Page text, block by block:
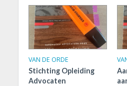
VAN DE ORDE
Stichting Opleiding
Advocaten